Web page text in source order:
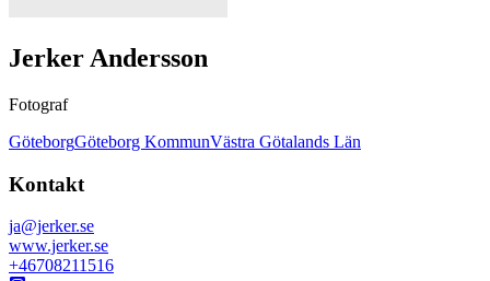
Jerker Andersson
Fotograf
GöteborgGöteborg KommunVästra Götalands Län
Kontakt
ja@jerker.se
www.jerker.se
+46708211516